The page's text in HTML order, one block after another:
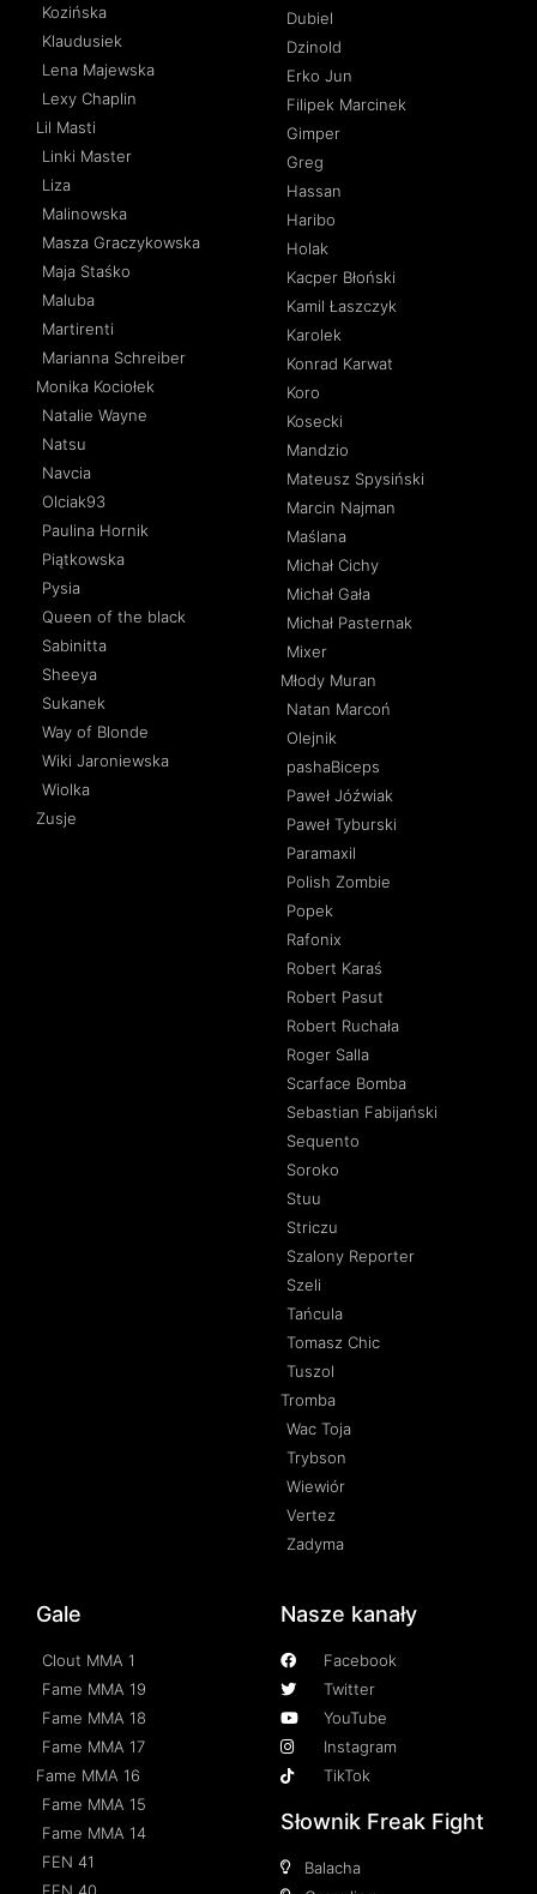
Kozińska
Klaudusiek
Lena Majewska
Lexy Chaplin
Lil Masti
Linki Master
Liza
Malinowska
Masza Graczykowska
Maja Staśko
Maluba
Martirenti
Marianna Schreiber
Monika Kociołek
Natalie Wayne
Natsu
Navcia
Olciak93
Paulina Hornik
Piątkowska
Pysia
Queen of the black
Sabinitta
Sheeya
Sukanek
Way of Blonde
Wiki Jaroniewska
Wiolka
Zusje
Dubiel
Dzinold
Erko Jun
Filipek Marcinek
Gimper
Greg
Hassan
Haribo
Holak
Kacper Błoński
Kamil Łaszczyk
Karolek
Konrad Karwat
Koro
Kosecki
Mandzio
Mateusz Spysiński
Marcin Najman
Maślana
Michał Cichy
Michał Gała
Michał Pasternak
Mixer
Młody Muran
Natan Marcoń
Olejnik
pashaBiceps
Paweł Jóźwiak
Paweł Tyburski
Paramaxil
Polish Zombie
Popek
Rafonix
Robert Karaś
Robert Pasut
Robert Ruchała
Roger Salla
Scarface Bomba
Sebastian Fabijański
Sequento
Soroko
Stuu
Striczu
Szalony Reporter
Szeli
Tańcula
Tomasz Chic
Tuszol
Tromba
Wac Toja
Trybson
Wiewiór
Vertez
Zadyma
Gale
Clout MMA 1
Fame MMA 19
Fame MMA 18
Fame MMA 17
Fame MMA 16
Fame MMA 15
Fame MMA 14
FEN 41
FEN 40
Nasze kanały
Facebook
Twitter
YouTube
Instagram
TikTok
Słownik Freak Fight
Balacha